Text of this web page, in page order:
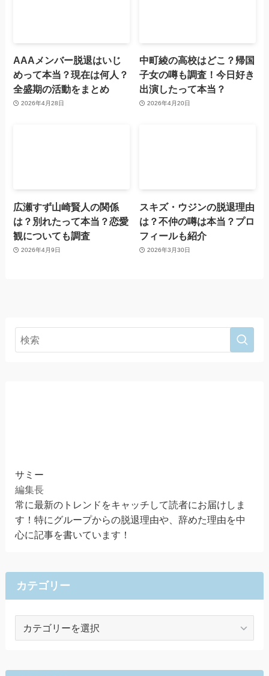
AAAメンバー脱退はいじ
めって本当？現在は何人？
全盛期の活動をまとめ
2026年4月28日
中町綾の高校はどこ？帰国
子女の噂も調査！今日好き
出演したって本当？
2026年4月20日
広瀬すず山崎賢人の関係
は？別れたって本当？恋愛
観についても調査
2026年4月9日
スキズ・ウジンの脱退理由
は？不仲の噂は本当？プロ
フィールも紹介
2026年3月30日
サミー
編集長
常に最新のトレンドをキャッチして読者にお届けしま
す！特にグループからの脱退理由や、辞めた理由を中
心に記事を書いています！
カテゴリー